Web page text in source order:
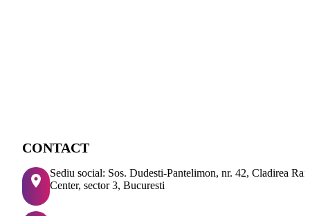
CONTACT
Sediu social: Sos. Dudesti-Pantelimon, nr. 42, Cladirea
Center, sector 3, Bucuresti